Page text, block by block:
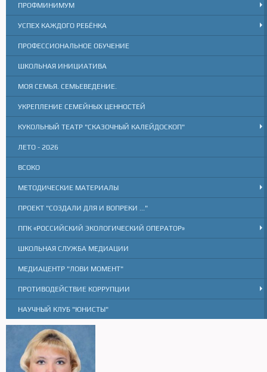
ПРОФМИНИМУМ
УСПЕХ КАЖДОГО РЕБЁНКА
ПРОФЕССИОНАЛЬНОЕ ОБУЧЕНИЕ
ШКОЛЬНАЯ ИНИЦИАТИВА
МОЯ СЕМЬЯ. СЕМЬЕВЕДЕНИЕ.
УКРЕПЛЕНИЕ СЕМЕЙНЫХ ЦЕННОСТЕЙ
КУКОЛЬНЫЙ ТЕАТР "СКАЗОЧНЫЙ КАЛЕЙДОСКОП"
ЛЕТО - 2026
ВСОКО
МЕТОДИЧЕСКИЕ МАТЕРИАЛЫ
ПРОЕКТ "СОЗДАЛИ ДЛЯ И ВОПРЕКИ ..."
ППК «РОССИЙСКИЙ ЭКОЛОГИЧЕСКИЙ ОПЕРАТОР»
ШКОЛЬНАЯ СЛУЖБА МЕДИАЦИИ
МЕДИАЦЕНТР "ЛОВИ МОМЕНТ"
ПРОТИВОДЕЙСТВИЕ КОРРУПЦИИ
НАУЧНЫЙ КЛУБ "ЮНИСТЫ"